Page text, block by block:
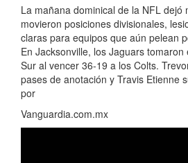
La mañana dominical de la NFL dejó
movieron posiciones divisionales,
claras para equipos que aún pelean
En Jacksonville, los Jaguars
Sur al vencer 36-19 a los Colts.
pases de anotación y Travis Etienne
por
Vanguardia.com.mx